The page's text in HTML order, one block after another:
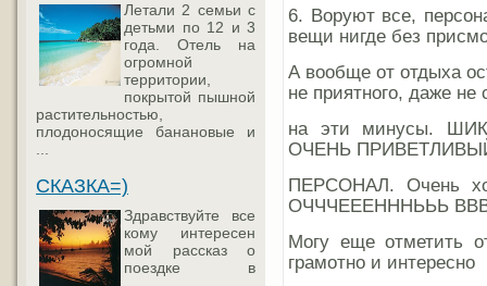
Летали 2 семьи с
детьми по 12 и 3
года. Отель на
огромной
территории,
покрытой пышной
растительностью,
плодоносящие банановые и
СКАЗКА=)
Здравствуйте все
кому интересен
мой рассказ о
поездке в
6. Воруют все,
вещи нигде без
А вообще от отдыха
не приятного, даже не
на эти минусы.
ОЧЕНЬ
ПЕРСОНАЛ. Очень
ОЧЧЧЕЕЕНННЬЬЬ
Могу еще отметить
грамотно и интересно